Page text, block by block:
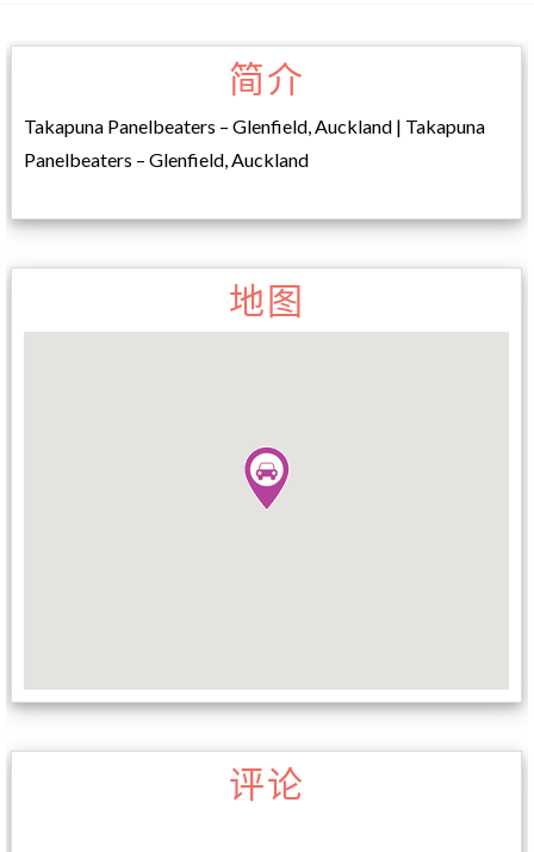
简介
Takapuna Panelbeaters – Glenfield, Auckland | Takapuna
Panelbeaters – Glenfield, Auckland
地图
评论